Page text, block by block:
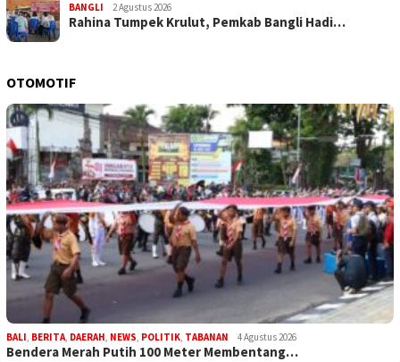
BANGLI 2 Agustus 2026
Rahina Tumpek Krulut, Pemkab Bangli Hadi…
OTOMOTIF
BALI, BERITA, DAERAH, NEWS, POLITIK, TABANAN 4 Agustus 2026
Bendera Merah Putih 100 Meter Membentang…